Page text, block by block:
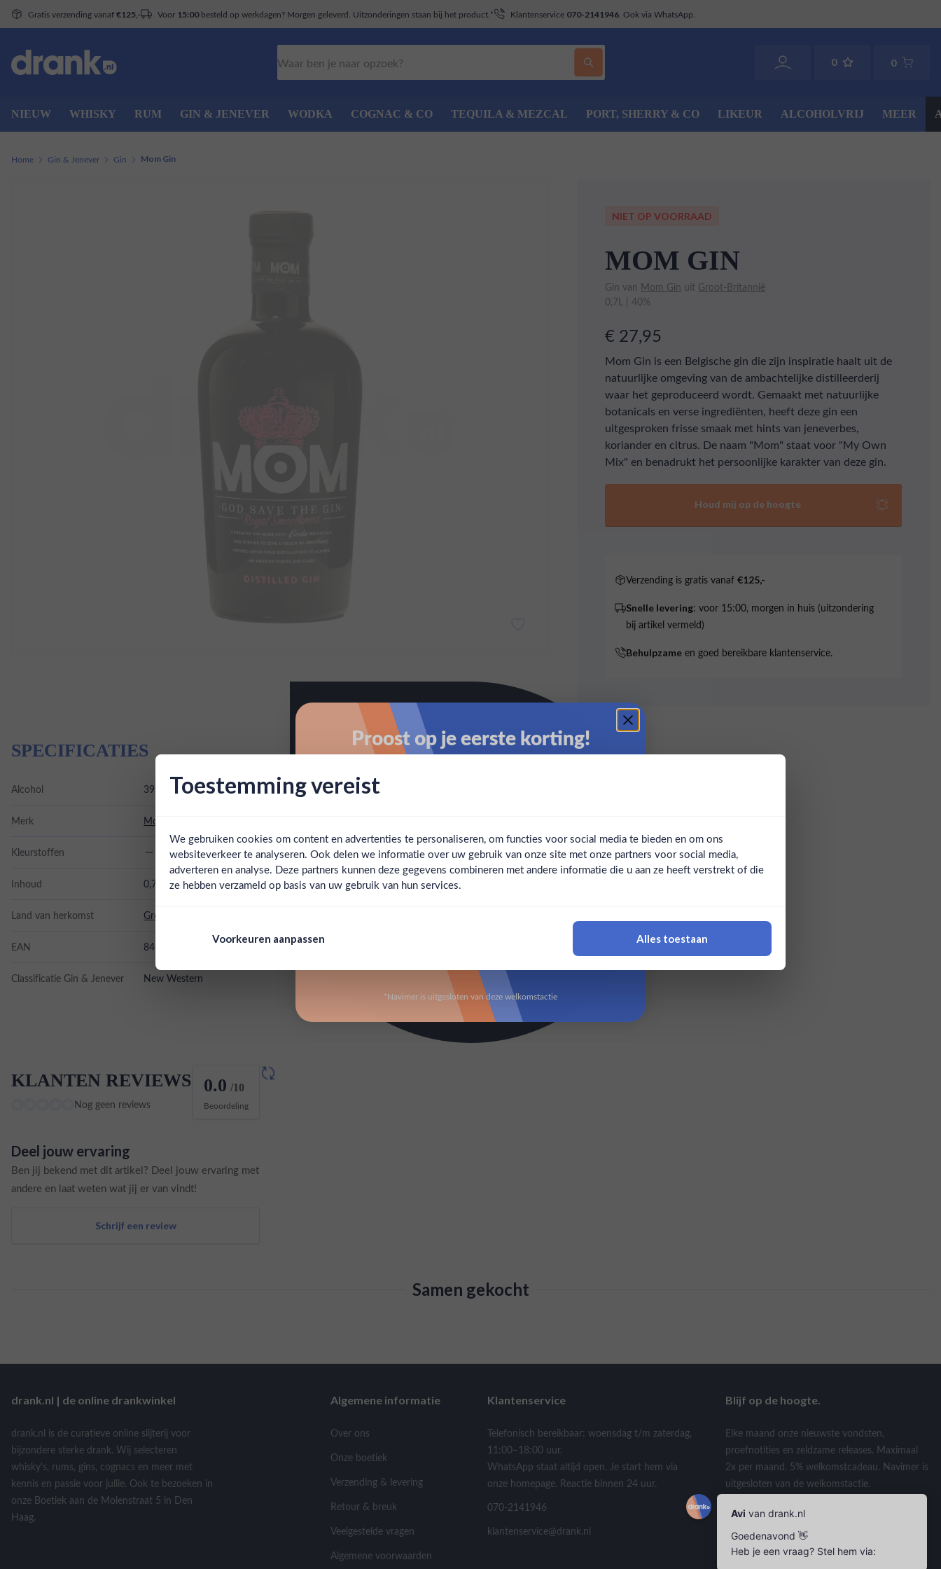
Gratis verzending vanaf €125,- Voor 15:00besteld op werkdagen? Morgen geleverd. Uitzonderingen staan bij het product.* Klantenservice 070-2141946 . Ook via WhatsApp.
0 0
NIEUW WHISKY RUM GIN & JENEVER WODKA COGNAC & CO TEQUILA & MEZCAL PORT, SHERRY & CO LIKEUR ALCOHOLVRIJ MEER
Ben jij 18 jaar of ouder?
Home Gin & Jenever Gin Mom Gin
NIET OP VOORRAAD
MOM GIN
Gin van Mom Gin uit Groot-Britannië
0,7L | 40%
€ 27,95
Mom Gin is een Belgische gin die zijn inspiratie haalt uit de
natuurlijke omgeving van de ambachtelijke distilleerderij
waar het geproduceerd wordt. Gemaakt met natuurlijke
botanicals en verse ingrediënten, heeft deze gin een
uitgesproken frisse smaak met hints van jeneverbes,
koriander en citrus. De naam "Mom" staat voor "My Own
Mix" en benadrukt het persoonlijke karakter van deze gin.
Houd mij op de hoogte
Verzending is gratis vanaf€125,-
Snelle levering: voor 15:00, morgen in huis (uitzondering
bij artikel vermeld)
Behulpzame en goed bereikbare klantenservice.
SPECIFICATIES
Alcohol 39.50%
Merk Mom Gin
Kleurstoffen
Inhoud 0,7L
Land van herkomst Groot-Britannië
EAN 8410023032230
Classificatie Gin & Jenever New Western
KLANTEN REVIEWS
Nog geen reviews
0.0 /10
Beoordeling
Deel jouw ervaring
Ben jij bekend met dit artikel? Deel jouw ervaring met
andere en laat weten wat jij er van vindt!
Schrijf een review
Samen gekocht
drank.nl | de online drankwinkel
drank.nl is de curatieve online slijterij voor
bijzondere sterke drank. Wij selecteren
whisky's, rums, gins, cognacs en meer met
kennis en passie voor jullie. Ook te bezoeken in
onze Boetiek aan de Molenstraat 5 in Den
Haag.
Algemene informatie
Over ons
Onze boetiek
Verzending & levering
Retour & breuk
Veelgestelde vragen
Algemene voorwaarden
Klantenservice
Telefonisch bereikbaar: woensdag t/m zaterdag,
11:00–18:00 uur.
WhatsApp staat altijd open. Je start hem via
onze homepage. Reactie binnen 24 uur.
070-2141946
klantenservice@drank.nl
Blijf op de hoogte.
Elke maand onze nieuwste vondsten,
proefnotities en zeldzame releases. Maximaal
2x per maand. 5% welkomstcadeau. Navimer is
uitgesloten van de welkomstactie.
Toestemming vereist
We gebruiken cookies om content en advertenties te personaliseren, om functies voor social media te bieden en om ons
websiteverkeer te analyseren. Ook delen we informatie over uw gebruik van onze site met onze partners voor social media,
adverteren en analyse. Deze partners kunnen deze gegevens combineren met andere informatie die u aan ze heeft verstrekt of die
ze hebben verzameld op basis van uw gebruik van hun services.
Voorkeuren aanpassen Alles toestaan
Proost op je eerste korting!
Claim mijn korting
*Navimer is uitgesloten van deze welkomstactie